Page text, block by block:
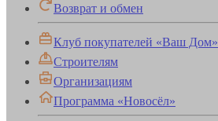
Возврат и обмен
Клуб покупателей «Ваш Дом»
Строителям
Организациям
Программа «Новосёл»